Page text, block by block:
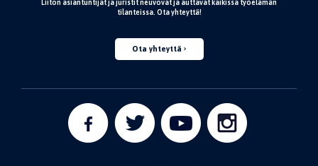
Liiton asiantuntijat ja juristit neuvovat ja auttavat kaikissa työelämän
tilanteissa. Ota yhteyttä!
Ota yhteyttä